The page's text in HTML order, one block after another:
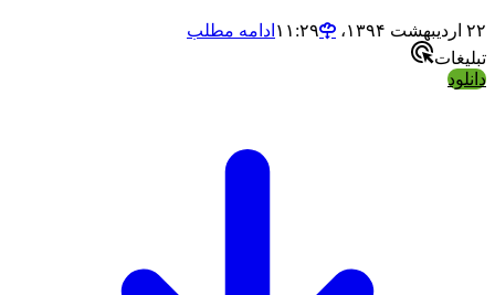
ادامه مطلب